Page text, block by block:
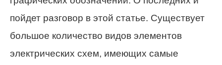
пойдет разговор в этой статье. Существует
большое количество видов элементов
электрических схем, имеющих самые